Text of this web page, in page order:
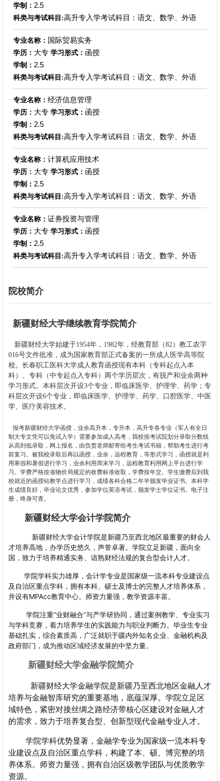
学制： 2.5
科类与考试科目:高升专入学考试科目：语文、数学、外语
专业名称： 国际贸易实务
学历： 大专 学习形式： 函授
学制： 2.5
科类与考试科目:高升专入学考试科目：语文、数学、外语
专业名称： 经济信息管理
学历： 大专 学习形式： 函授
学制： 2.5
科类与考试科目:高升专入学考试科目：语文、数学、外语
专业名称： 计算机应用技术
学历： 大专 学习形式： 函授
学制： 2.5
科类与考试科目:高升专入学考试科目：语文、数学、外语
专业名称： 证券投资与管理
学历： 大专 学习形式： 函授
学制： 2.5
科类与考试科目:高升专入学考试科目：语文、数学、外语
院校简介
新疆财经大学继续教育学院简介
新疆财经大学始建于1954年，1982年，经教育部（82）教工农字
016号文件批准，成为国家教育部正式备案的一所成人医学高等院
校。长春职工医科大学成人教育函授现有本科（专科起点入本
科）、专科（中专起点入专科）两个学历层次，有脱产和业余两种
学习形式。本科层次开设3个专业，即临床医学、护理学、药学；专
科层次开设6个专业，即临床医学、护理学、药学、口腔医学、中医
学、医疗美容技术。
报考新疆财经大学函授，业余高升本，专升本，高升专各专业（军人有全日
制大专文凭可以免试入学）需要参加成人高考，我校按考试院划分录取分数线
从高到低录取，网上报名，由负责老师邮寄给考生考试书籍，帮助考生进行考
前复习。被我校录取后再以函授，业余，远程教育，等形式学习，函授就是利
用寒假和暑假进行学习，业余利用周末学习，远程教育利用网上平台进行学
习。学费严格按省物价局规定的收费标准收取，学费按年交。学生缴费后到我
校就近的函授站教学点进行学习，成绩各科合格二年半颁发毕业证书。本科学
生成绩良好，毕业论文优秀，参加学位英语考试，颁发学士学位证书。电子注
册，终身可查。
新疆财经大学会计学院简介
新疆财经大学会计学院是新疆乃至西北地区最重要的财会人
才培养高地，办学历史悠久，声誉卓著。学院立足新疆，面向全
国，致力于培养精通实务、谙熟财经法规的复合型会计人才。
学院学科实力雄厚，会计学专业是国家级一流本科专业建设点
及自治区重点学科，拥有本科、硕士及博士的完整人才培养体系，
并设有MPAcc教育中心。师资力量强，教学资源丰富。
学院注重“业财融合”与产学研协同，通过案例教学、专业实习
与学科竞赛，着力培养学生的实践能力与职业判断力。毕业生专业
基础扎实，综合素质高，广泛就职于疆内外知名企业、金融机构及
政府部门，成为推动区域经济发展的中坚力量。
新疆财经大学金融学院简介
新疆财经大学金融学院是新疆乃至西北地区金融人才
培养与金融智库研究的重要基地，底蕴深厚。学院立足区
域特色，紧密对接丝绸之路经济带核心区建设对金融人才
的需求，致力于培养复合型、创新型现代金融专业人才。
学院学科优势显著，金融学专业为国家级一流本科专
业建设点及自治区重点学科，构建了本、硕、博完整的培
养体系。师资力量强，拥有自治区级教学团队与优质教学
资源。